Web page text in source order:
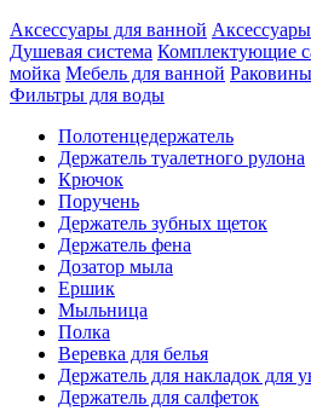
Аксессуары для ванной
Душевая система Комплектующие
мойка Мебель для ванной Раковины
Фильтры для воды
Полотенцедержатель
Держатель туалетного рулона
Крючок
Поручень
Держатель зубных щеток
Держатель фена
Дозатор мыла
Eршик
Мыльница
Полка
Веревка для белья
Держатель для накладок для
Держатель для салфеток